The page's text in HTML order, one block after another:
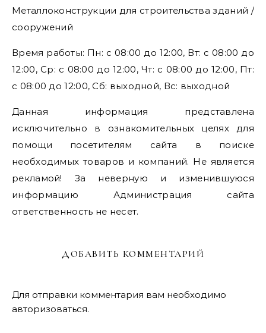
Металлоконструкции для строительства зданий /
сооружений
Время работы: Пн: с 08:00 до 12:00, Вт: с 08:00 до
12:00, Ср: с 08:00 до 12:00, Чт: с 08:00 до 12:00, Пт:
с 08:00 до 12:00, Сб: выходной, Вс: выходной
Данная информация представлена
исключительно в ознакомительных целях для
помощи посетителям сайта в поиске
необходимых товаров и компаний. Не является
рекламой! За неверную и изменившуюся
информацию Администрация сайта
ответственность не несет.
ДОБАВИТЬ КОММЕНТАРИЙ
Для отправки комментария вам необходимо
авторизоваться.